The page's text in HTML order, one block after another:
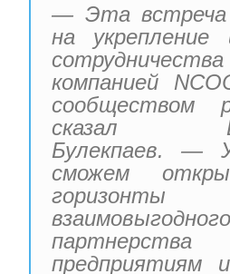
— Эта встреча
на укрепление
компанией
сообществом
сказал
Булекпаев. —
сможем
взаимовыгодного
предприятиям